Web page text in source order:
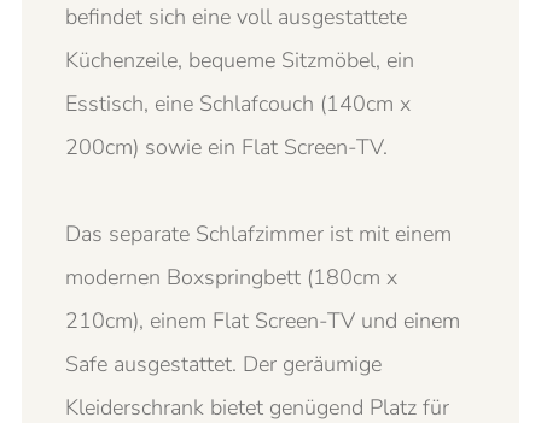
befindet sich eine voll ausgestattete
Küchenzeile, bequeme Sitzmöbel, ein
Esstisch, eine Schlafcouch (140cm x
200cm) sowie ein Flat Screen-TV.
Das separate Schlafzimmer ist mit einem
modernen Boxspringbett (180cm x
210cm), einem Flat Screen-TV und einem
Safe ausgestattet. Der geräumige
Kleiderschrank bietet genügend Platz für